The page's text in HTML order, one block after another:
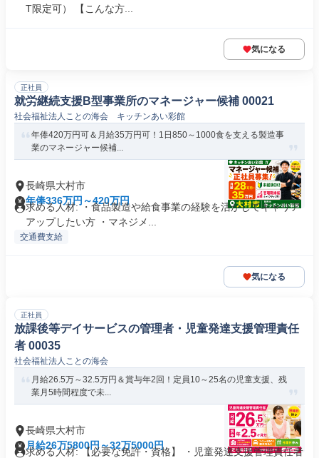
T限定可） 【こんな方...
気になる
正社員
就労継続支援B型事業所のマネージャー候補 00021
社会福祉法人ことの海会 キッチンあい彩館
年俸420万円可＆月給35万円可！1日850～1000食を支える製造事
業のマネージャー候補...
長崎県大村市
年俸336万円～420万円
求める人材: ・食品製造や給食事業の経験を活かしてキャリア
アップしたい方 ・マネジメ...
交通費支給
気になる
正社員
放課後等デイサービスの管理者・児童発達支援管理責任
者 00035
社会福祉法人ことの海会
月給26.5万～32.5万円＆賞与年2回！定員10～25名の児童支援、残
業月5時間程度で未...
長崎県大村市
月給26万5800円～32万5000円
求める人材: 【必要な免許・資格】 ・児童発達支援管理責任者